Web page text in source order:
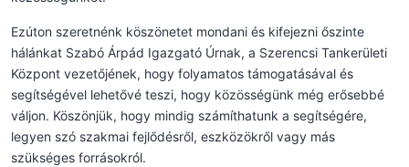
Ezúton szeretnénk köszönetet mondani és kifejezni őszinte
hálánkat Szabó Árpád Igazgató Úrnak, a Szerencsi Tankerületi
Központ vezetőjének, hogy folyamatos támogatásával és
segítségével lehetővé teszi, hogy közösségünk még erősebbé
váljon. Köszönjük, hogy mindig számíthatunk a segítségére,
legyen szó szakmai fejlődésről, eszközökről vagy más
szükséges forrásokról.